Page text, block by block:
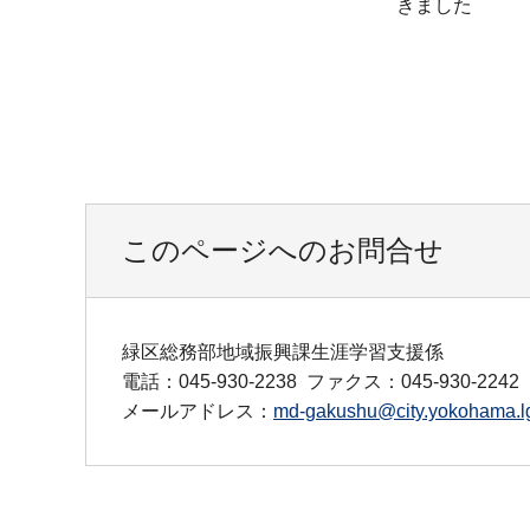
きました
このページへのお問合せ
緑区総務部地域振興課生涯学習支援係
電話：045-930-2238 ファクス：045-930-2242
メールアドレス： md-